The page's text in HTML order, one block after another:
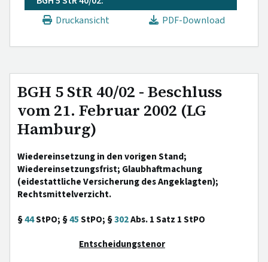
Druckansicht
PDF-Download
BGH 5 StR 40/02 - Beschluss
vom 21. Februar 2002 (LG
Hamburg)
Wiedereinsetzung in den vorigen Stand;
Wiedereinsetzungsfrist; Glaubhaftmachung
(eidestattliche Versicherung des Angeklagten);
Rechtsmittelverzicht.
§44StPO; §45StPO; §302Abs. 1 Satz 1 StPO
Entscheidungstenor